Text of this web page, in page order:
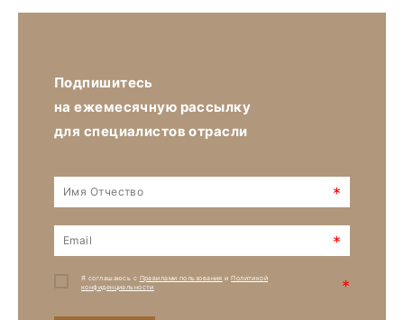
Подпишитесь
на ежемесячную рассылку
для специалистов отрасли
*
*
Я соглашаюсь с Правилами пользования иПолитикой
конфиденциальности
*